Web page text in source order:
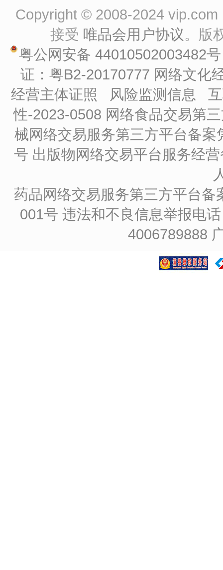
Copyright © 2008-2024
接受 唯品会用户协议。版
粤公网安备 44010502003482
证：粤B2-20170777 网络文化
经营主体证照
风险监测信息
性-2023-0508 网络食品交易第
械网络交易服务第三方平台备
号 出版物网络交易平台服务经
药品网络交易服务第三方平台
001号 违法和不良信息举报电
4006789888